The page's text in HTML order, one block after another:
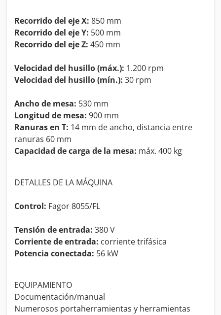
Recorrido del eje X: 850 mm
Recorrido del eje Y: 500 mm
Recorrido del eje Z: 450 mm
Velocidad del husillo (máx.): 1.200 rpm
Velocidad del husillo (mín.): 30 rpm
Ancho de mesa: 530 mm
Longitud de mesa: 900 mm
Ranuras en T: 14 mm de ancho, distancia entre
ranuras 60 mm
Capacidad de carga de la mesa: máx. 400 kg
DETALLES DE LA MÁQUINA
Control: Fagor 8055/FL
Tensión de entrada: 380 V
Corriente de entrada: corriente trifásica
Potencia conectada: 56 kW
EQUIPAMIENTO
Documentación/manual
Numerosos portaherramientas y herramientas